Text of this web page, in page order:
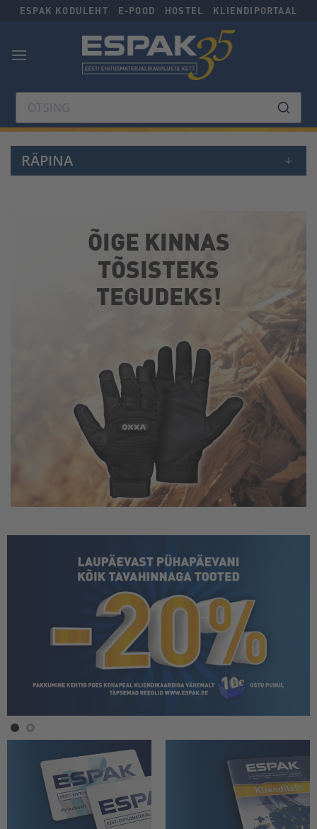
SkipESPAK KODULEHT E-POOD HOSTEL KLIENDIPORTAAL
RÄPINA
ÕIGE KINNAS
TÕSISTEKS
TEGUDEKS!